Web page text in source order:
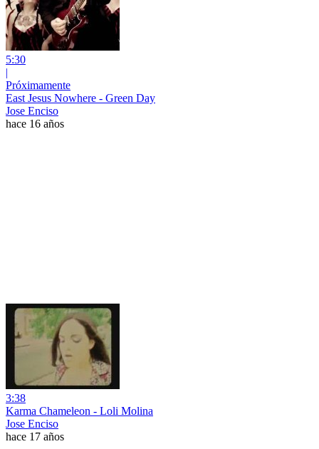
5:30
|
Próximamente
East Jesus Nowhere - Green Day
Jose Enciso
hace 16 años
3:38
Karma Chameleon - Loli Molina
Jose Enciso
hace 17 años